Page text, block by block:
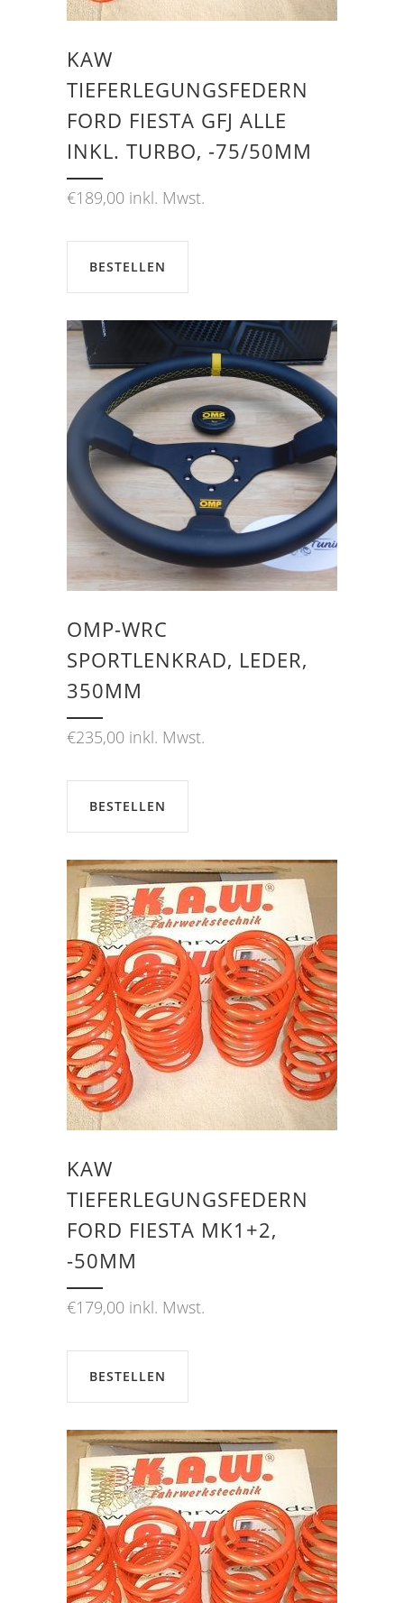
KAW
TIEFERLEGUNGSFEDERN
FORD FIESTA GFJ ALLE
INKL. TURBO, -75/50MM
€189,00 inkl. Mwst.
BESTELLEN
OMP-WRC
SPORTLENKRAD, LEDER,
350MM
€235,00 inkl. Mwst.
BESTELLEN
KAW
TIEFERLEGUNGSFEDERN
FORD FIESTA MK1+2,
-50MM
€179,00 inkl. Mwst.
BESTELLEN